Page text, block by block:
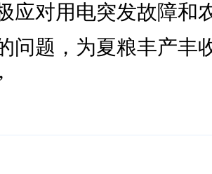
应对用电突发故障和
问题，为夏粮丰产丰